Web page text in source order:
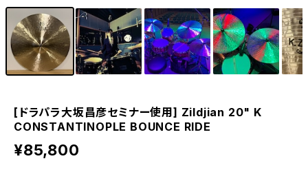
[ドラパラ大坂昌彦セミナー使用] Zildjian 20" K
CONSTANTINOPLE BOUNCE RIDE
¥85,800